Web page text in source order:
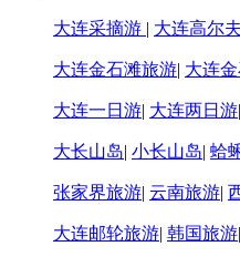
大连采摘游 | 大连高尔
大连金石滩旅游| 大连
大连一日游| 大连两日游|
大长山岛| 小长山岛| 蛤
张家界旅游| 云南旅游|
大连邮轮旅游| 韩国旅游|